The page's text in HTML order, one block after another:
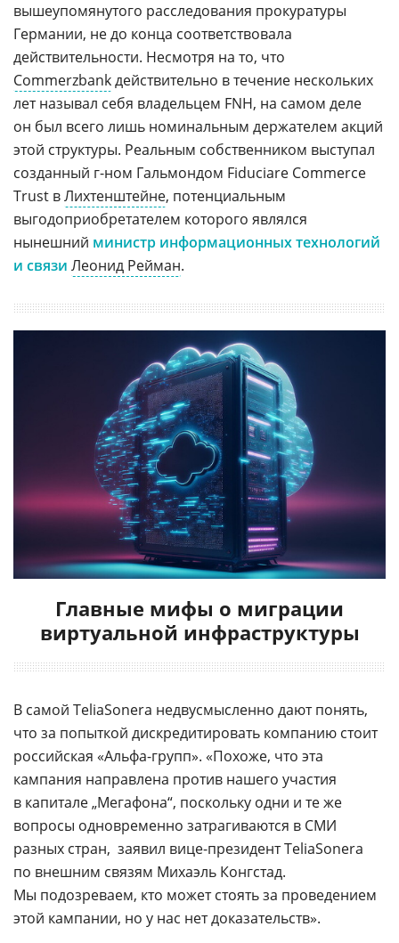
вышеупомянутого расследования прокуратуры
Германии, не до конца соответствовала
действительности. Несмотря на то, что
Commerzbankдействительно в течение нескольких
лет называл себя владельцем FNH, на самом деле
он был всего лишь номинальным держателем акций
этой структуры. Реальным собственником выступал
созданный г-ном Гальмондом Fiduciare Commerce
Trust вЛихтенштейне, потенциальным
выгодоприобретателем которого являлся
нынешний министр информационных технологий
и связи Леонид Рейман.
Главные мифы о миграции
виртуальной инфраструктуры
В самой TeliaSonera недвусмысленно дают понять,
что за попыткой дискредитировать компанию стоит
российская «Альфа-групп». «Похоже, что эта
кампания направлена против нашего участия
в капитале „Мегафона“, поскольку одни и те же
вопросы одновременно затрагиваются в СМИ
разных стран,  заявил вице-президентTeliaSonera
по внешним связям Михаэль Конгстад. 
Мы подозреваем, кто может стоять за проведением
этой кампании, но у нас нет доказательств».